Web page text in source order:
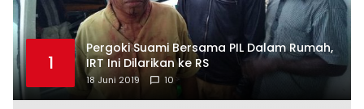
1
Pergoki Suami Bersama PIL Dalam Rumah,
IRT Ini Dilarikan ke RS
18 Juni 2019 10